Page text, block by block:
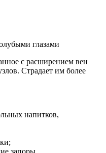
с расширением вен
Страдает им более
напитков,
запоры.